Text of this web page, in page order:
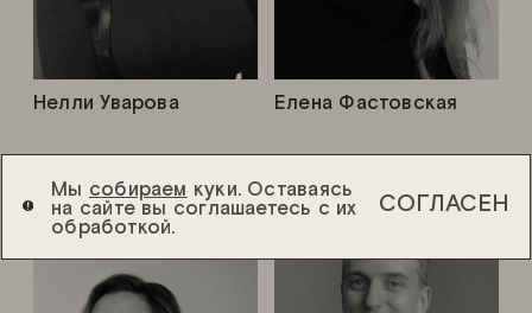
Нелли Уварова Елена Фастовская
Мы собираем куки. Оставаясь
на сайте вы соглашаетесь с их
обработкой.
СОГЛАСЕН